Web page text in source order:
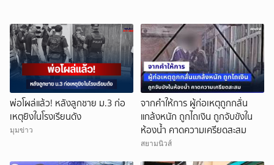
พ่อโผล่แล้ว! หลังลูกชาย ม.3 ก่อ
เหตุยิงในโรงเรียนดัง
มุมข่าว
จากคำให้การ ผู้ก่อเหตุถูกกลั่น
แกล้งหนัก ถูกไถเงิน ถูกจับขังใน
ห้องน้ำ คาดความเครียดสะสม
สยามนิวส์